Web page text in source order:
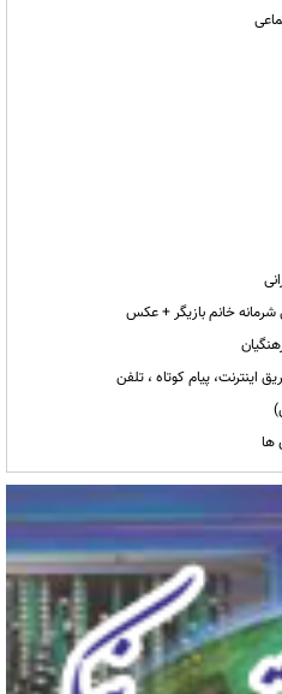
خانم بازیگر + عکس
اینترنت، پیام کوتاه ، تلفن
ها